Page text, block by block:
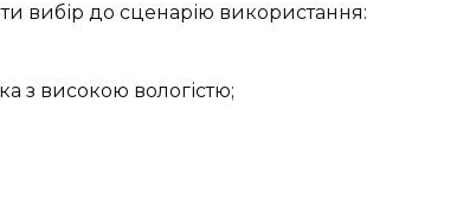
вибір до сценарію використання:
з високою вологістю;